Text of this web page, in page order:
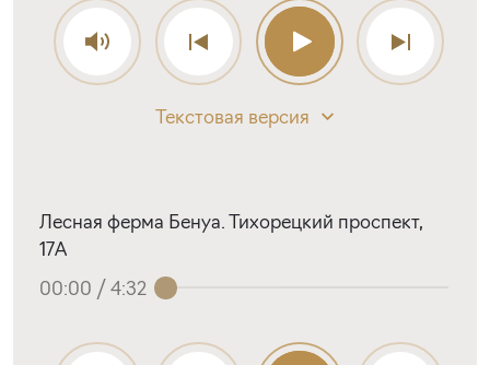
Текстовая версия
Лесная ферма Бенуа. Тихорецкий проспект,
17А
00:00 / 4:32